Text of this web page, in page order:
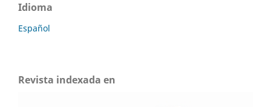
Idioma
Español
Revista indexada en